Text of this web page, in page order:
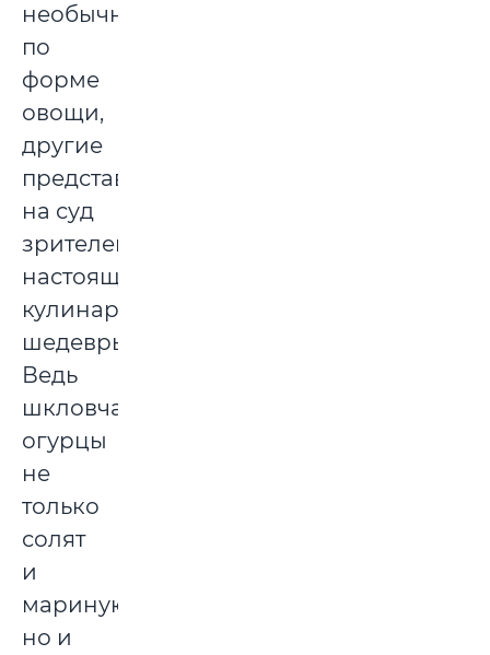
необычные
по
форме
овощи,
другие
представили
на суд
зрителей
настоящие
кулинарные
шедевры.
Ведь
шкловчане
огурцы
не
только
солят
и
маринуют,
но и